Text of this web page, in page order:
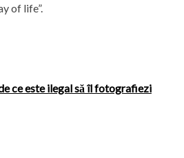
of life”.
ce este ilegal să îl fotografiezi